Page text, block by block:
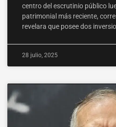
centro del escrutinio público
patrimonial más reciente,
revelara que posee dos
28 julio, 2025